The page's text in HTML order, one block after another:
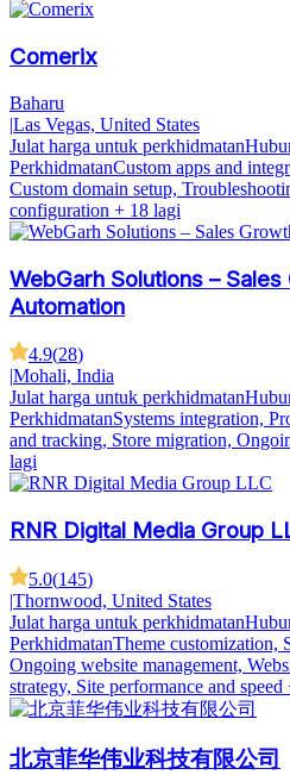
Comerix
Baharu
|Las Vegas, United States
Julat harga untuk perkhidmatan
PerkhidmatanCustom apps and
Custom domain setup,
configuration + 18 lagi
WebGarh Solutions –
Automation
4.9(28)
|Mohali, India
Julat harga untuk perkhidmatan
PerkhidmatanSystems integration,
and tracking, Store migration,
lagi
RNR Digital Media Group
5.0(145)
|Thornwood, United States
Julat harga untuk perkhidmatan
PerkhidmatanTheme customization,
Ongoing website management,
strategy, Site performance and speed
北京菲华伟业科技有限公司